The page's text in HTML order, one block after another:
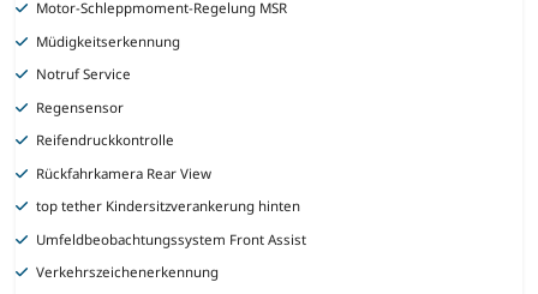
Motor-Schleppmoment-Regelung MSR
Müdigkeitserkennung
Notruf Service
Regensensor
Reifendruckkontrolle
Rückfahrkamera Rear View
top tether Kindersitzverankerung hinten
Umfeldbeobachtungssystem Front Assist
Verkehrszeichenerkennung